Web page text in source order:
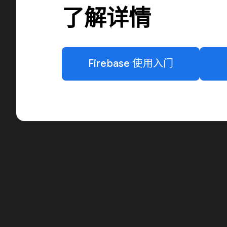
了解详情
Firebase 使用入门